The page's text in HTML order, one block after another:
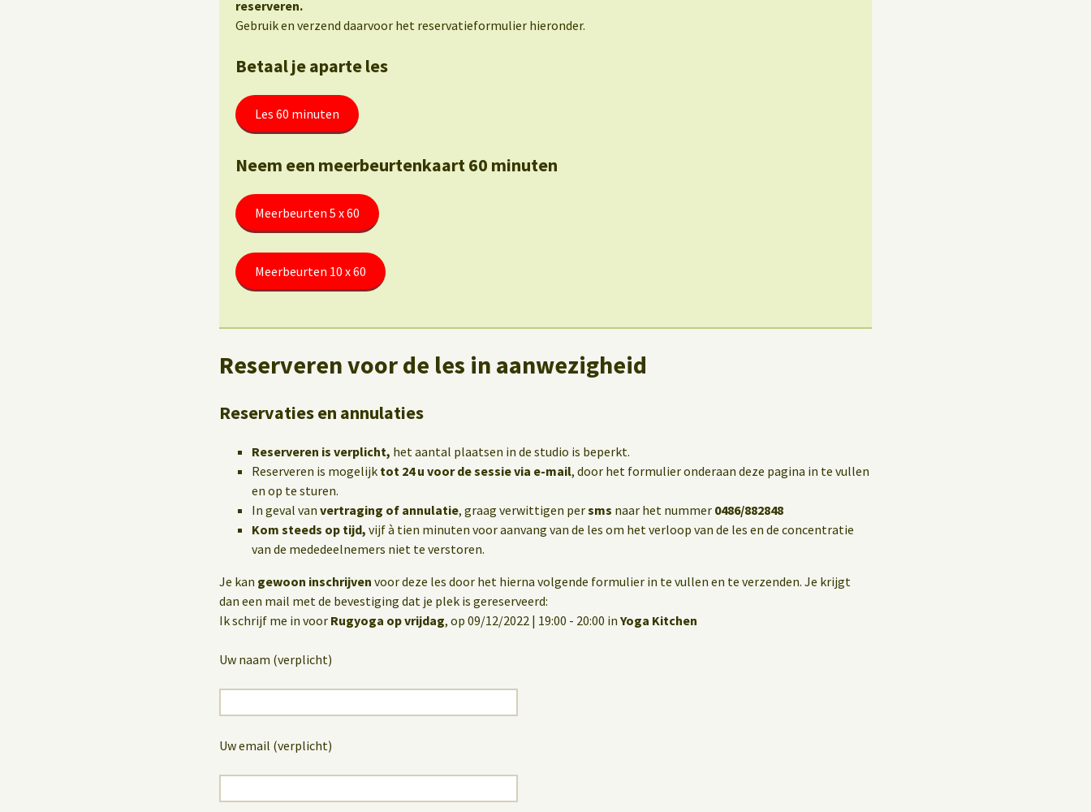
reserveren.
Gebruik en verzend daarvoor het reservatieformulier hieronder.
Betaal je aparte les
Les 60 minuten
Neem een meerbeurtenkaart 60 minuten
Meerbeurten 5 x 60
Meerbeurten 10 x 60
Reserveren voor de les in aanwezigheid
Reservaties en annulaties
Reserveren is verplicht, het aantal plaatsen in de studio is beperkt.
Reserveren is mogelijk tot 24 u voor de sessie via e-mail, door het formulier onderaan deze pagina in te vullen
en op te sturen.
In geval van vertraging of annulatie, graag verwittigen persms naar het nummer 0486/882848
Kom steeds op tijd, vijf à tien minuten voor aanvang van de les om het verloop van de les en de concentratie
van de mededeelnemers niet te verstoren.
Je kan gewoon inschrijven voor deze les door het hierna volgende formulier in te vullen en te verzenden. Je krijgt
dan een mail met de bevestiging dat je plek is gereserveerd:
Ik schrijf me in voor Rugyoga op vrijdag, op 09/12/2022 | 19:00 - 20:00 in Yoga Kitchen
Uw naam (verplicht)
Uw email (verplicht)